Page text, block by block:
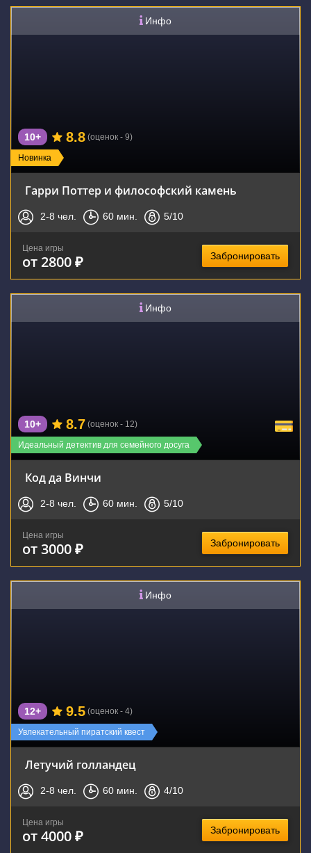
Инфо
Новинка
10+ 8.8 (оценок - 9)
Гарри Поттер и философский камень
2-8 чел. 60 мин. 5/10
Цена игры
от 2800 ₽ Забронировать
Инфо
Идеальный детектив для семейного досуга
10+ 8.7 (оценок - 12)
Код да Винчи
2-8 чел. 60 мин. 5/10
Цена игры
от 3000 ₽ Забронировать
Инфо
Увлекательный пиратский квест
12+ 9.5 (оценок - 4)
Летучий голландец
2-8 чел. 60 мин. 4/10
Цена игры
от 4000 ₽ Забронировать